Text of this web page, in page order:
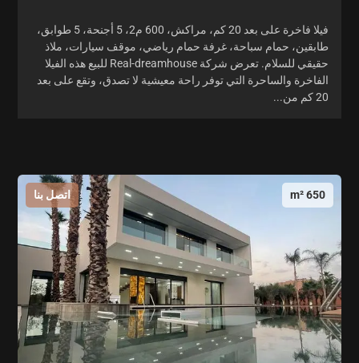
فيلا فاخرة على بعد 20 كم، مراكش، 600 م2، 5 أجنحة، 5 طوابق،
طابقين، حمام سباحة، غرفة حمام رياضي، موقف سيارات، ملاذ
حقيقي للسلام. تعرض شركة Real-dreamhouse للبيع هذه الفيلا
الفاخرة والساحرة التي توفر راحة معيشية لا تصدق، وتقع على بعد
20 كم من...
650 m² اتصل بنا